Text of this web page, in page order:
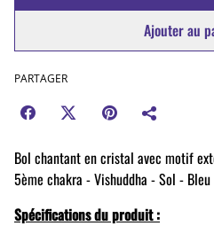
Ajouter au
PARTAGER
Bol chantant en cristal avec motif
5ème chakra -Vishuddha - Sol - Bleu
Spécifications du produit :